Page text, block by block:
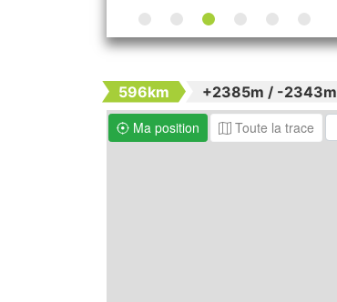
596km +2385m / -2343m
Ma position
Toute la trace